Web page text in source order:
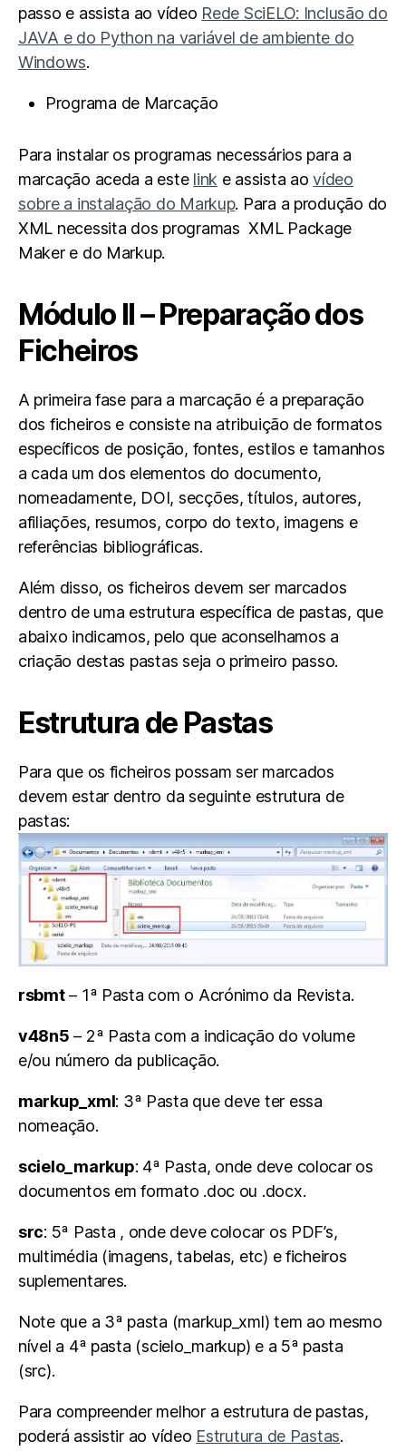
passo e assista ao vídeo Rede SciELO: Inclusão do
JAVA e do Python na variável de ambiente do
Windows.
Programa de Marcação
Para instalar os programas necessários para a
marcação aceda a este link e assista aovídeo
sobre a instalação do Markup. Para a produção do
XML necessita dos programas XML Package
Maker e do Markup.
Módulo II – Preparação dos
Ficheiros
A primeira fase para a marcação é a preparação
dos ficheiros e consiste na atribuição de formatos
específicos de posição, fontes, estilos e tamanhos
a cada um dos elementos do documento,
nomeadamente, DOI, secções, títulos, autores,
afiliações, resumos, corpo do texto, imagens e
referências bibliográficas.
Além disso, os ficheiros devem ser marcados
dentro de uma estrutura específica de pastas, que
abaixo indicamos, pelo que aconselhamos a
criação destas pastas seja o primeiro passo.
Estrutura de Pastas
Para que os ficheiros possam ser marcados
devem estar dentro da seguinte estrutura de
pastas:
rsbmt– 1ª Pasta com o Acrónimo da Revista.
v48n5 – 2ª Pasta com a indicação do volume
e/ou número da publicação.
markup_xml: 3ª Pasta que deve ter essa
nomeação.
scielo_markup: 4ª Pasta, onde deve colocar os
documentos em formato .doc ou .docx.
src: 5ª Pasta , onde deve colocar os PDF’s,
multimédia (imagens, tabelas, etc) e ficheiros
suplementares.
Note que a 3ª pasta (markup_xml) tem ao mesmo
nível a 4ª pasta (scielo_markup) e a 5ª pasta
(src).
Para compreender melhor a estrutura de pastas,
poderá assistir ao vídeo Estrutura de Pastas.